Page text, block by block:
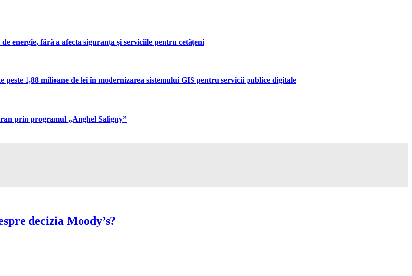
energie, fără a afecta siguranța și serviciile pentru cetățeni
1,88 milioane de lei în modernizarea sistemului GIS pentru servicii publice digitale
prin programul „Anghel Saligny”
decizia Moody’s?